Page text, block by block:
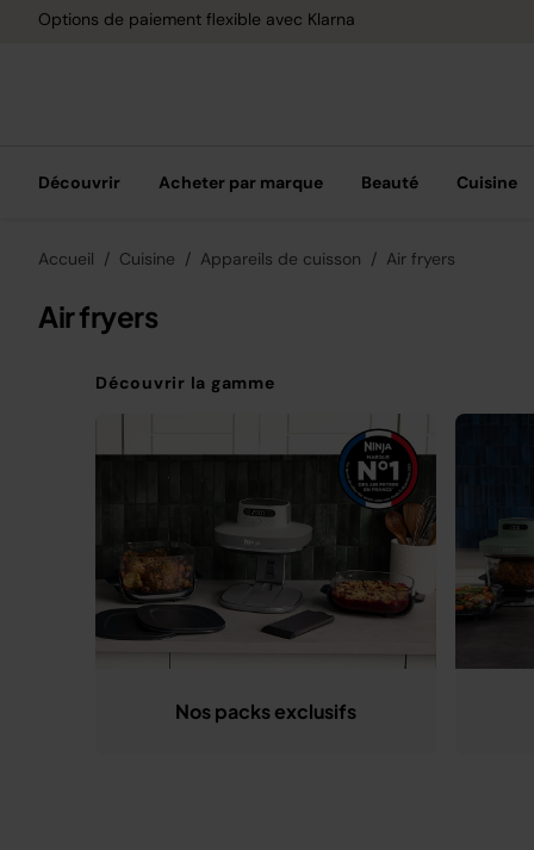
Options de paiement flexible avec Klarna
Découvrir Acheter par marque Beauté Cuisine
Accueil Cuisine Appareils de cuisson Air fryers
Air fryers
Découvrir la gamme
Nos packs exclusifs